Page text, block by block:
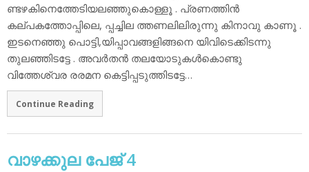
ണ്ടഴകിനെത്തേടിയലഞ്ഞുകൊള്ളൂ . പ്രണത്തിന്‍
കല്പകത്തോപ്പിലെ, പ്പച്ചില ത്തണലിലിരുന്നു കിനാവു കാണൂ .
ഇടനെഞ്ഞു പൊട്ടി,യിപ്പാവങ്ങളിങ്ങനെ യിവിടെക്കിടന്നു
തുലഞ്ഞിടട്ടേ . അവര്‍തന്‍ തലയോടുകള്‍കൊണ്ടു
വിത്തേശ്വര രരമന കെട്ടിപ്പടുത്തിടട്ടേ…
Continue Reading
വാഴക്കുല പേജ് 4